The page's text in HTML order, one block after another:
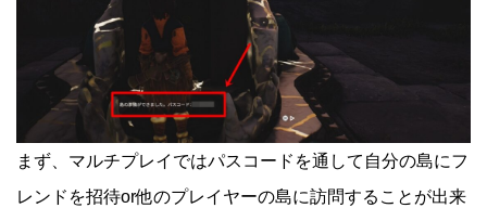
まず、マルチプレイではパスコードを通して自分の島にフ
レンドを招待or他のプレイヤーの島に訪問することが出来